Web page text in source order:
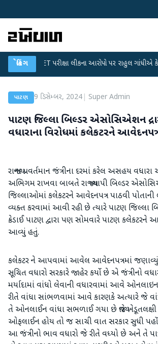
બ્રેકિંગ
NET પરીક્ષા લીકના આરોપો પર રાહુલ ગાંધીએ કેન્દ્ર પર
પાટણ 9 ડિસેમ્બર, 2024| Super Admin
પાટણ જિલ્લા બિલ્ડર એસોસિએશન
વધારાના વિરોધમાં કલેકટરને
રાજ્યના પ્રવર્તમાન જંત્રીના દરમાં કરેલ અસહય વધારા
અભિગમ રાખવા બાબતે રાજ્ય વ્યાપી બિલ્ડર
જિલ્લાઓમાં કલેકટરને આવેદનપત્ર પાઠવી
વ્યક્ત કરવામાં આવી રહી છે ત્યારે પાટણ જિલ્લા
ક્રેડાઈ પાટણ દ્વારા પણ સોમવારે પાટણ
આવ્યું હતું.
કલેકટર ને આપવામાં આવેલ આવેદનપત્રમાં જણાવ્યું
સૂચિત વધારો સરકારે જાહેર કર્યો છે એ જંત્રીનો
મર્યાદામાં વાંધો લેવાની વધારવામાં આવે
રીતે વાંધા સાંભળવામાં આવે કારણકે અત્યારે જે
તે ઓનલાઈન વાંધા સભળાઈ ગયા છે જ્યારે
ઓફલાઈન હોય તો જ સાચી વાત સરકાર સુધી
આ જંત્રીનો ભાવ વધારો જે રીતે વધ્યો છે અને તે